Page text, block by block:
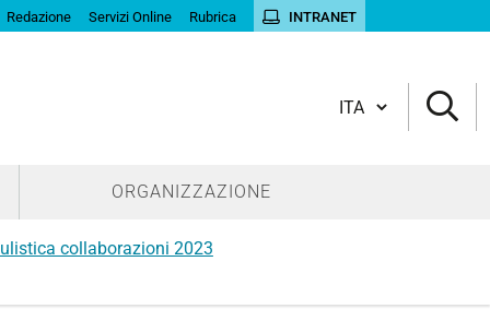
Redazione Servizi Online Rubrica INTRANET
Cambia lingua
ORGANIZZAZIONE
collaborazioni 2023